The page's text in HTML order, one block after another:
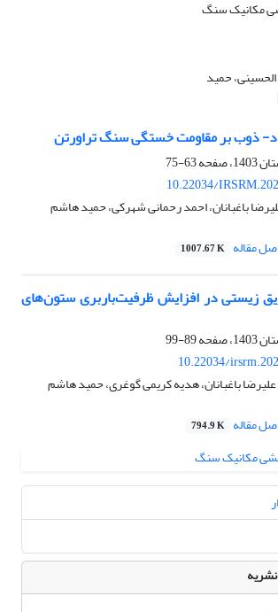
حمید
ذوب بر مقاومت خستگی سنگ تراورتن
63-75
10.22034/
باغبانان، احمد رحمانی شهرکی، حمید هاشم
مقاله 1007.67 K
زیستی در افزایش ظرفیت‌باربری ستون‌های
89-99
10.22034/
علیرضا باغبانان، هدیه کریمی گوغری، حمید هاشم
مقاله 794.9 K